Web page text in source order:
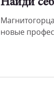
Найди
новые